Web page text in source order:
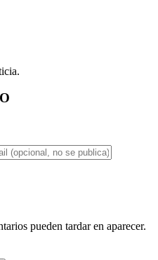
pueden tardar en aparecer.